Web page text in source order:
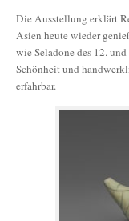
Die Ausstellung erklärt
Asien heute wieder
wie Seladone des 12.
Schönheit und
erfahrbar.